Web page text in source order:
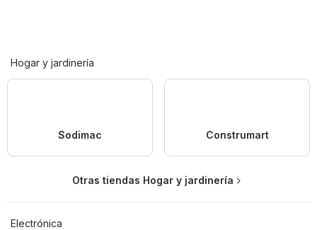
Hogar y jardinería
Sodimac Construmart
Otras tiendas Hogar y jardinería
Electrónica